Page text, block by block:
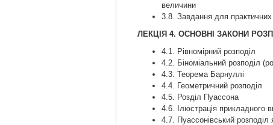
величини
3.8. Завдання для практичних
ЛЕКЦІЯ 4. ОСНОВНІ ЗАКОНИ
4.1. Рівномірний розподіл
4.2. Біноміальний розподіл
4.3. Теорема Барнуллі
4.4. Геометричний розподіл
4.5. Розділ Пуассона
4.6. Ілюстрація прикладного
4.7. Пуассонівський розподіл